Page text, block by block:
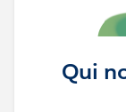
Qui